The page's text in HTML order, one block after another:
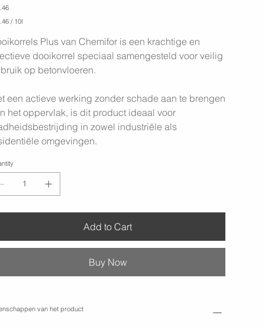
Dooikorrel
/ 10l
Plus van Chemifor is een krachtige en
dooikorrel speciaal samengesteld voor veilig
op betonvloeren.
een actieve werking zonder schade aan te brengen
het oppervlak, is dit product ideaal voor
in zowel industriële als
omgevingen.
Add to Cart
Buy Now
van het product